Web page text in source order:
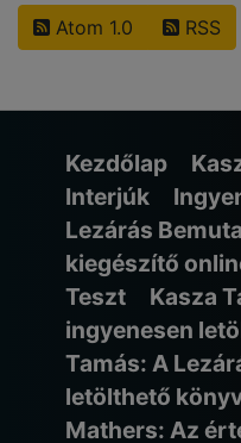
Atom 1.0 RSS
Kezdőlap
Interjúk
Lezárás
kiegészítő
Teszt
Kasza
ingyenesen
Tamás: A
letölthető
Mathers: Az